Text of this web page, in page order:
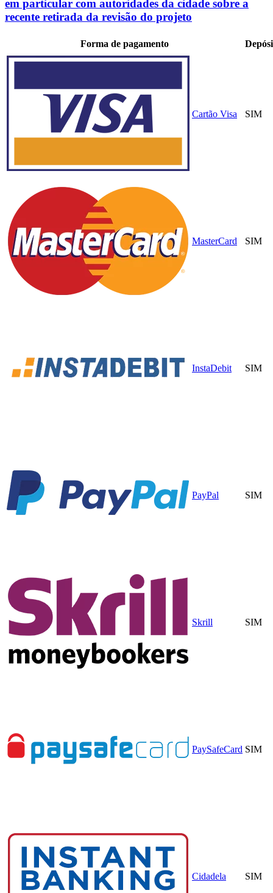
em particular com autoridades da cidade sobre a
recente retirada da revisão do projeto
Forma de pagamento
Cartão Visa SIM
MasterCard SIM
InstaDebit SIM
PayPal SIM
Skrill SIM
PaySafeCard SIM
Cidadela SIM